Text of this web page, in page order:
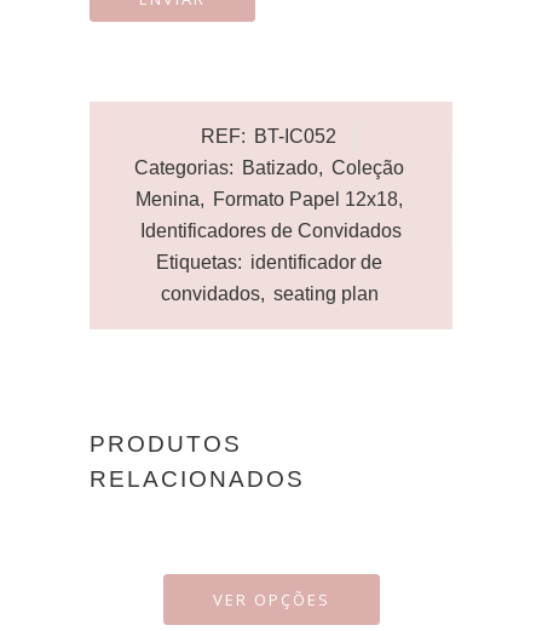
REF: BT-IC052
Categorias: Batizado, Coleção
Menina, Formato Papel 12x18,
Identificadores de Convidados
Etiquetas: identificador de
convidados, seating plan
PRODUTOS
RELACIONADOS
VER OPÇÕES